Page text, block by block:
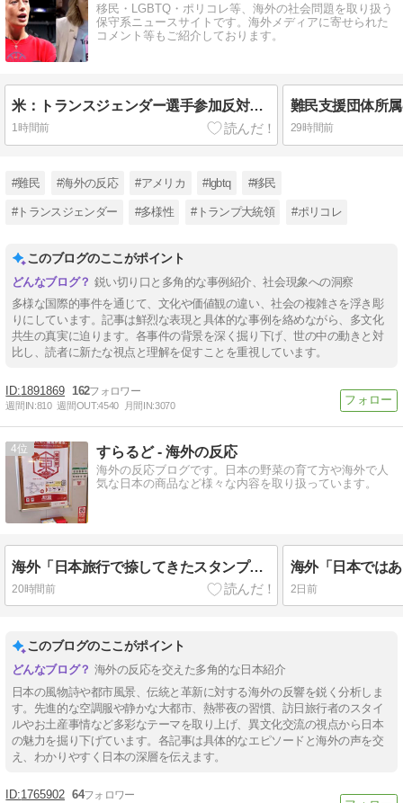
移民・LGBTQ・ポリコレ等、海外の社会問題を取り扱う
保守系ニュースサイトです。海外メディアに寄せられた
コメント等もご紹介しております。
米：トランスジェンダー選手参加反対を表明した女子バスケ選手に嫌がらせ続出…試合中に意図的（？）肘鉄を顔面に食らう[海外の反応]
1時間前 29時間前
#難民 #海外の反応 #アメリカ #lgbtq #移民
#トランスジェンダー #多様性 #トランプ大統領 #ポリコレ
このブログのここがポイント
鋭い切り口と多角的な事例紹介、社会現象への洞察
多様な国際的事件を通じて、文化や価値観の違い、社会の複雑さを浮き彫
りにしています。記事は鮮烈な表現と具体的な事例を絡めながら、多文化
共生の真実に迫ります。各事件の背景を深く掘り下げ、世の中の動きと対
比し、読者に新たな視点と理解を促すことを重視しています。
1891869 162
週間IN:810 週間OUT:4540 月間IN:3070
4 すらるど - 海外の反応
海外の反応ブログです。日本の野菜の育て方や海外で人
気な日本の商品など様々な内容を取り扱っています。
海外「日本旅行で捺してきたスタンプをクッションカバーにしてみた！」一風変わった日本旅行の記念品のアイディアに対する海外の反応
20時間前 2日前
このブログのここがポイント
海外の反応を交えた多角的な日本紹介
日本の風物詩や都市風景、伝統と革新に対する海外の反響を鋭く分析しま
す。先進的な空調服や静かな大都市、熱帯夜の習慣、訪日旅行者のスタイ
ルやお土産事情など多彩なテーマを取り上げ、異文化交流の視点から日本
の魅力を掘り下げています。各記事は具体的なエピソードと海外の声を交
え、わかりやすく日本の深層を伝えます。
1765902 64